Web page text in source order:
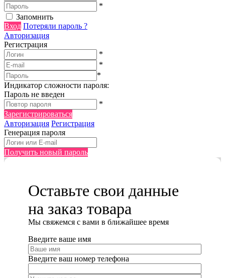
*
Запомнить
Вход Потеряли пароль ?
Авторизация
Регистрация
*
*
*
Индикатор сложности пароля:
Пароль не введен
*
Зарегистрироваться
Авторизация Регистрация
Генерация пароля
Получить новый пароль
Оставьте свои данные
на заказ товара
Мы cвяжемся с вами в ближайшее время
Введите ваше имя
Введите ваш номер телефона